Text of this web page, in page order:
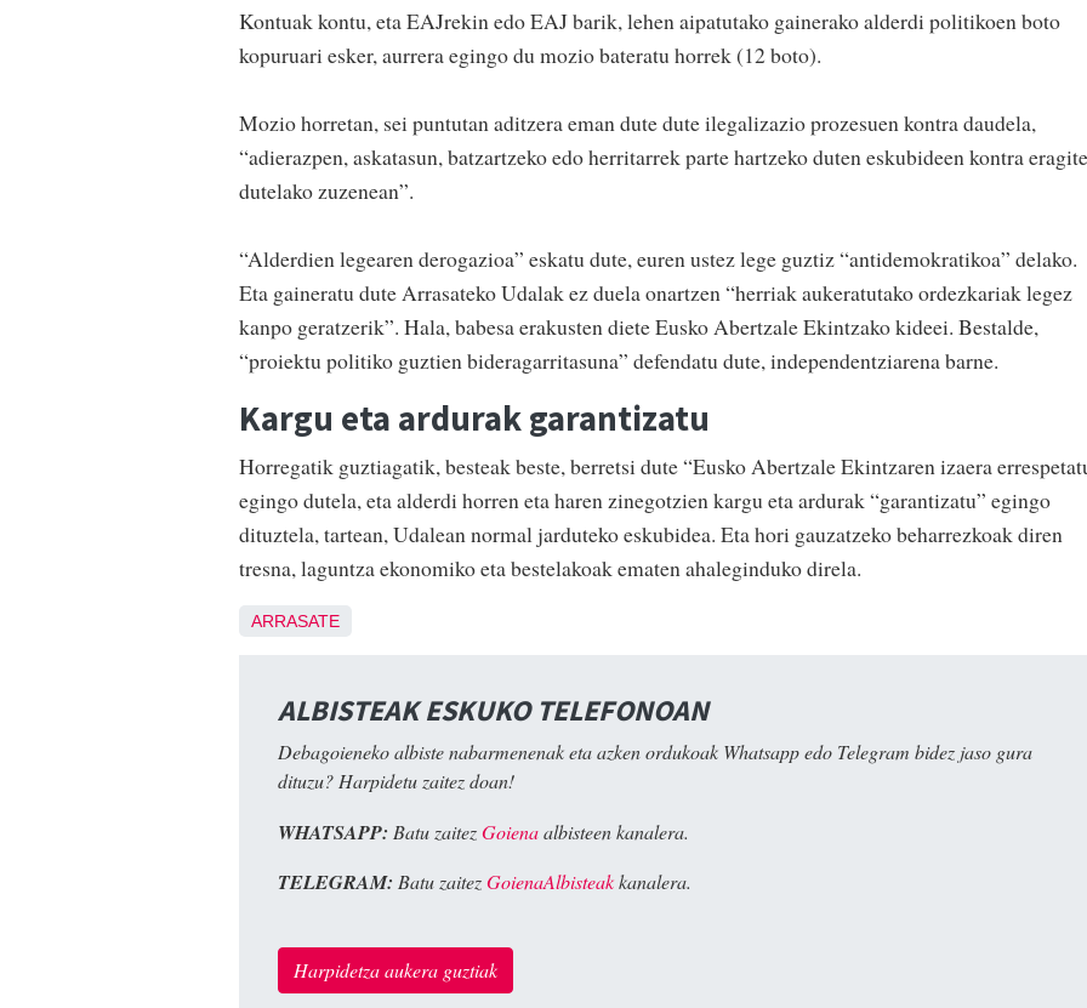
Kontuak kontu, eta EAJrekin edo EAJ barik, lehen aipatutako gainerako alderdi politikoen boto
kopuruari esker, aurrera egingo du mozio bateratu horrek (12 boto).
Mozio horretan, sei puntutan aditzera eman dute dute ilegalizazio prozesuen kontra daudela,
“adierazpen, askatasun, batzartzeko edo herritarrek parte hartzeko duten eskubideen kontra
dutelako zuzenean”.
“Alderdien legearen derogazioa” eskatu dute, euren ustez lege guztiz “antidemokratikoa” delako.
Eta gaineratu dute Arrasateko Udalak ez duela onartzen “herriak aukeratutako ordezkariak legez
kanpo geratzerik”. Hala, babesa erakusten diete Eusko Abertzale Ekintzako kideei. Bestalde,
“proiektu politiko guztien bideragarritasuna” defendatu dute, independentziarena barne.
Kargu eta ardurak garantizatu
Horregatik guztiagatik, besteak beste, berretsi dute “Eusko Abertzale Ekintzaren izaera
egingo dutela, eta alderdi horren eta haren zinegotzien kargu eta ardurak “garantizatu” egingo
dituztela, tartean, Udalean normal jarduteko eskubidea. Eta hori gauzatzeko beharrezkoak diren
tresna, laguntza ekonomiko eta bestelakoak ematen ahaleginduko direla.
ARRASATE
ALBISTEAK ESKUKO TELEFONOAN
Debagoieneko albiste nabarmenenak eta azken ordukoak Whatsapp edo Telegram bidez jaso gura
dituzu? Harpidetu zaitez doan!
WHATSAPP: Batu zaitezGoienaalbisteen kanalera.
TELEGRAM: Batu zaitezGoienaAlbisteakkanalera.
Harpidetza aukera guztiak